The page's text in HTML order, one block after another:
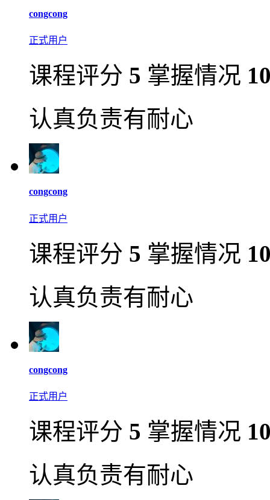
congcong
正式用户
课程评分 5 掌握情况
认真负责有耐心
congcong
正式用户
课程评分 5 掌握情况
认真负责有耐心
congcong
正式用户
课程评分 5 掌握情况
认真负责有耐心